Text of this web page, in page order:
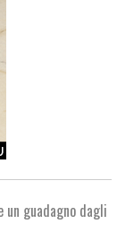
guadagno dagli